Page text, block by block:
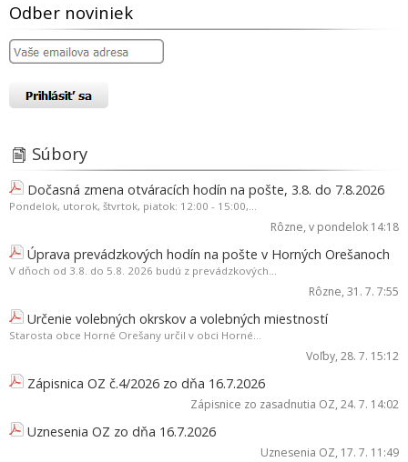
Odber noviniek
Súbory
Dočasná zmena otváracích hodín na pošte, 3.8. do 7.8.2026
Pondelok, utorok, štvrtok, piatok: 12:00 - 15:00,...
Rôzne, v pondelok 14:18
Úprava prevádzkových hodín na pošte v Horných Orešanoch
V dňoch od 3.8. do 5.8. 2026 budú z prevádzkových...
Rôzne, 31. 7. 7:55
Určenie volebných okrskov a volebných miestností
Starosta obce Horné Orešany určil v obci Horné...
Voľby, 28. 7. 15:12
Zápisnica OZ č.4/2026 zo dňa 16.7.2026
Zápisnice zo zasadnutia OZ, 24. 7. 14:02
Uznesenia OZ zo dňa 16.7.2026
Uznesenia OZ, 17. 7. 11:49